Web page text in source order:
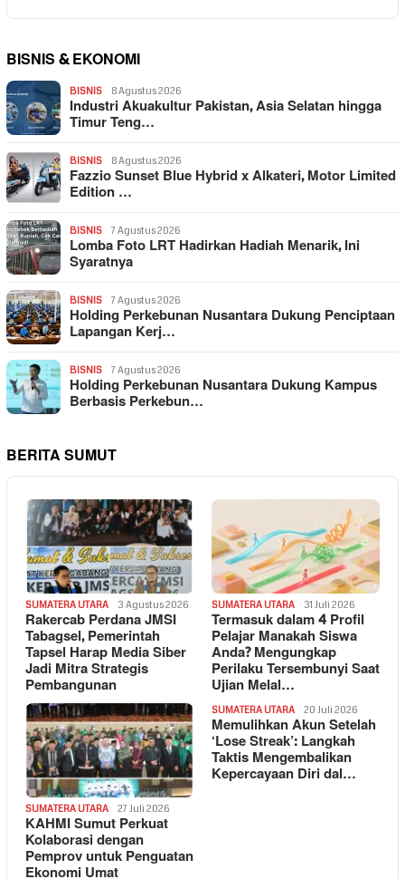
BISNIS & EKONOMI
BISNIS 8 Agustus 2026
Industri Akuakultur Pakistan, Asia Selatan hingga
Timur Teng…
BISNIS 8 Agustus 2026
Fazzio Sunset Blue Hybrid x Alkateri, Motor Limited
Edition …
BISNIS 7 Agustus 2026
Lomba Foto LRT Hadirkan Hadiah Menarik, Ini
Syaratnya
BISNIS 7 Agustus 2026
Holding Perkebunan Nusantara Dukung Penciptaan
Lapangan Kerj…
BISNIS 7 Agustus 2026
Holding Perkebunan Nusantara Dukung Kampus
Berbasis Perkebun…
BERITA SUMUT
SUMATERA UTARA 3 Agustus 2026
Rakercab Perdana JMSI
Tabagsel, Pemerintah
Tapsel Harap Media Siber
Jadi Mitra Strategis
Pembangunan
SUMATERA UTARA 31 Juli 2026
Termasuk dalam 4 Profil
Pelajar Manakah Siswa
Anda? Mengungkap
Perilaku Tersembunyi Saat
Ujian Melal…
SUMATERA UTARA 27 Juli 2026
KAHMI Sumut Perkuat
Kolaborasi dengan
Pemprov untuk Penguatan
Ekonomi Umat
SUMATERA UTARA 20 Juli 2026
Memulihkan Akun Setelah
‘Lose Streak’: Langkah
Taktis Mengembalikan
Kepercayaan Diri dal…